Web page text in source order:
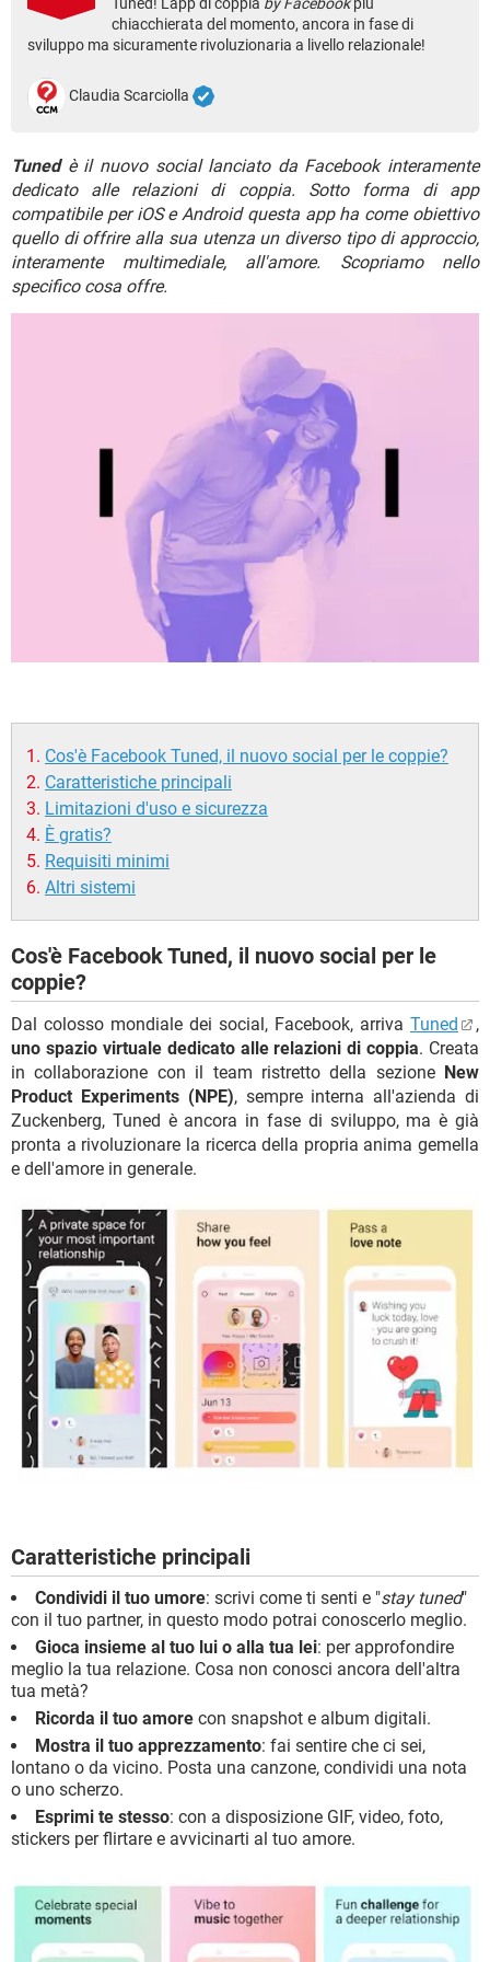
TIKTOK FACEBOOK
HARDWARE
chiacchierata del momento, ancora in fase di
sviluppo ma sicuramente rivoluzionaria a livello relazionale!
Claudia Scarciolla
Tunedè il nuovo social lanciato da Facebook interamente
dedicato alle relazioni di coppia. Sotto forma di app
compatibile per iOS e Android questa app ha come obiettivo
quello di offrire alla sua utenza un diverso tipo di approccio,
interamente multimediale, all'amore. Scopriamo nello
specifico cosa offre.
Cos'è Facebook Tuned, il nuovo social per le coppie?
Caratteristiche principali
Limitazioni d'uso e sicurezza
È gratis?
Requisiti minimi
Altri sistemi
Cos'è Facebook Tuned, il nuovo social per le
coppie?
Dal colosso mondiale dei social, Facebook, arriva Tuned
,
uno spazio virtuale dedicato alle relazioni di coppia. Creata
in collaborazione con il team ristretto della sezione New
Product Experiments (NPE), sempre interna all'azienda di
Zuckenberg, Tuned è ancora in fase di sviluppo, ma è già
pronta a rivoluzionare la ricerca della propria anima gemella
e dell'amore in generale.
Caratteristiche principali
Condividi il tuo umore: scrivi come ti senti e "stay tuned"
con il tuo partner, in questo modo potrai conoscerlo meglio.
Gioca insieme al tuo lui o alla tua lei: per approfondire
meglio la tua relazione. Cosa non conosci ancora dell'altra
tua metà?
Ricorda il tuo amore con snapshot e album digitali.
Mostra il tuo apprezzamento: fai sentire che ci sei,
lontano o da vicino. Posta una canzone, condividi una nota
o uno scherzo.
Esprimi te stesso: con a disposizione GIF, video, foto,
stickers per flirtare e avvicinarti al tuo amore.